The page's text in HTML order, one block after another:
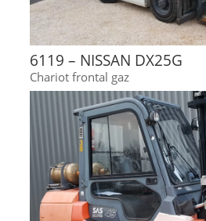
6119 – NISSAN DX25G
Chariot frontal gaz